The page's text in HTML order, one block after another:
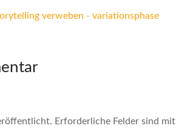
verweben - variationsphase
Erforderliche Felder sind mit